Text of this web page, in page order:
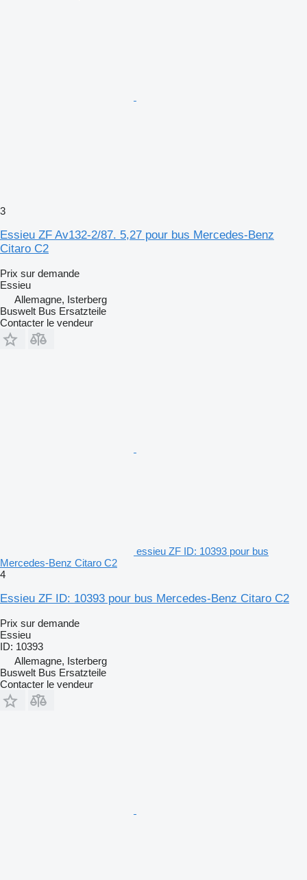
3
Essieu ZF Av132-2/87. 5,27 pour bus Mercedes-Benz
Citaro C2
Prix sur demande
Essieu
Allemagne, Isterberg
Buswelt Bus Ersatzteile
Contacter le vendeur
essieu ZF ID: 10393 pour bus
Mercedes-Benz Citaro C2
4
Essieu ZF ID: 10393 pour bus Mercedes-Benz Citaro C2
Prix sur demande
Essieu
ID: 10393
Allemagne, Isterberg
Buswelt Bus Ersatzteile
Contacter le vendeur